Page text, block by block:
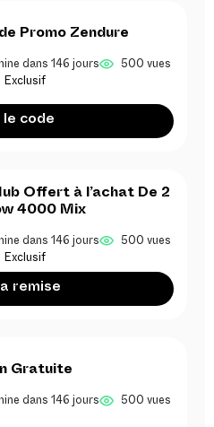
Promo Zendure
dans 146 jours 500 vues
Exclusif
le code
Offert à l’achat De 2
4000 Mix
dans 146 jours 500 vues
Exclusif
remise
Gratuite
dans 146 jours 500 vues